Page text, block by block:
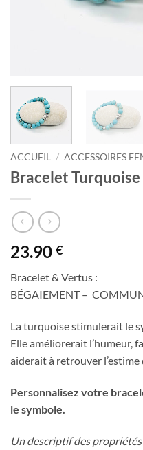
ACCUEIL / ACCESSOIRES
Bracelet Turquoise
23.90 €
Bracelet & Vertus :
BÉGAIEMENT –
La turquoise stimulerait le
Elle améliorerait l’humeur,
aiderait à retrouver l’estime
Personnalisez votre
le symbole.
Un descriptif des